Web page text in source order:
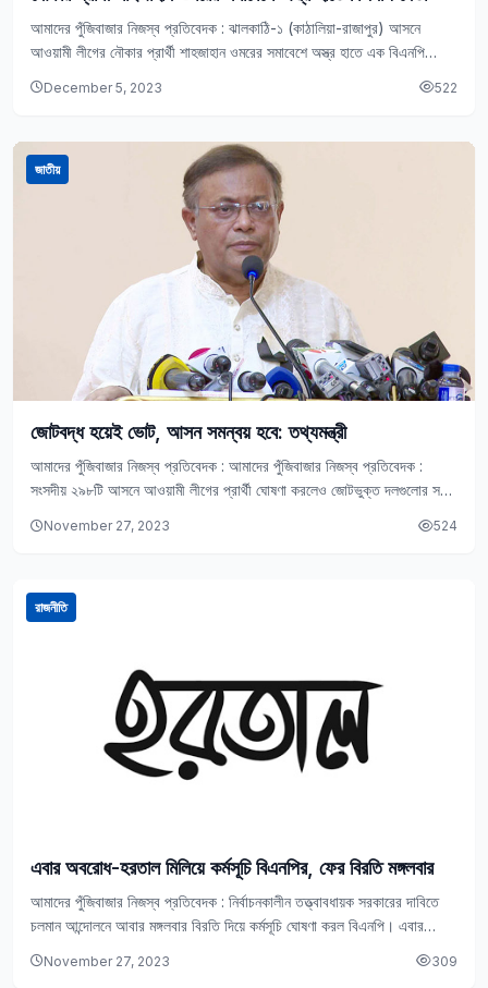
আমাদের পুঁজিবাজার নিজস্ব প্রতিবেদক : ঝালকাঠি-১ (কাঠালিয়া-রাজাপুর) আসনে
আওয়ামী লীগের নৌকার প্রার্থী শাহজাহান ওমরের সমাবেশে অস্ত্র হাতে এক বিএনপি
December 5, 2023 522
জাতীয়
জোটবদ্ধ হয়েই ভোট, আসন সমন্বয় হবে: তথ্যমন্ত্রী
আমাদের পুঁজিবাজার নিজস্ব প্রতিবেদক : আমাদের পুঁজিবাজার নিজস্ব প্রতিবেদক :
সংসদীয় ২৯৮টি আসনে আওয়ামী লীগের প্রার্থী ঘোষণা করলেও জোটভুক্ত দলগুলোর সঙ্গে
November 27, 2023 524
রাজনীতি
এবার অবরোধ-হরতাল মিলিয়ে কর্মসূচি বিএনপির, ফের বিরতি মঙ্গলবার
আমাদের পুঁজিবাজার নিজস্ব প্রতিবেদক : নির্বাচনকালীন তত্ত্বাবধায়ক সরকারের দাবিতে
চলমান আন্দোলনে আবার মঙ্গলবার বিরতি দিয়ে কর্মসূচি ঘোষণা করল বিএনপি। এবার
November 27, 2023 309